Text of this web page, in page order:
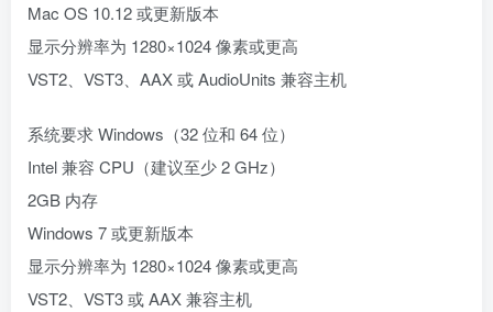
Mac OS 10.12 或更新版本
显示分辨率为 1280×1024 像素或更高
VST2、VST3、AAX 或 AudioUnits 兼容主机
系统要求 Windows（32 位和 64 位）
Intel 兼容 CPU（建议至少 2 GHz）
2GB 内存
Windows 7 或更新版本
显示分辨率为 1280×1024 像素或更高
VST2、VST3 或 AAX 兼容主机